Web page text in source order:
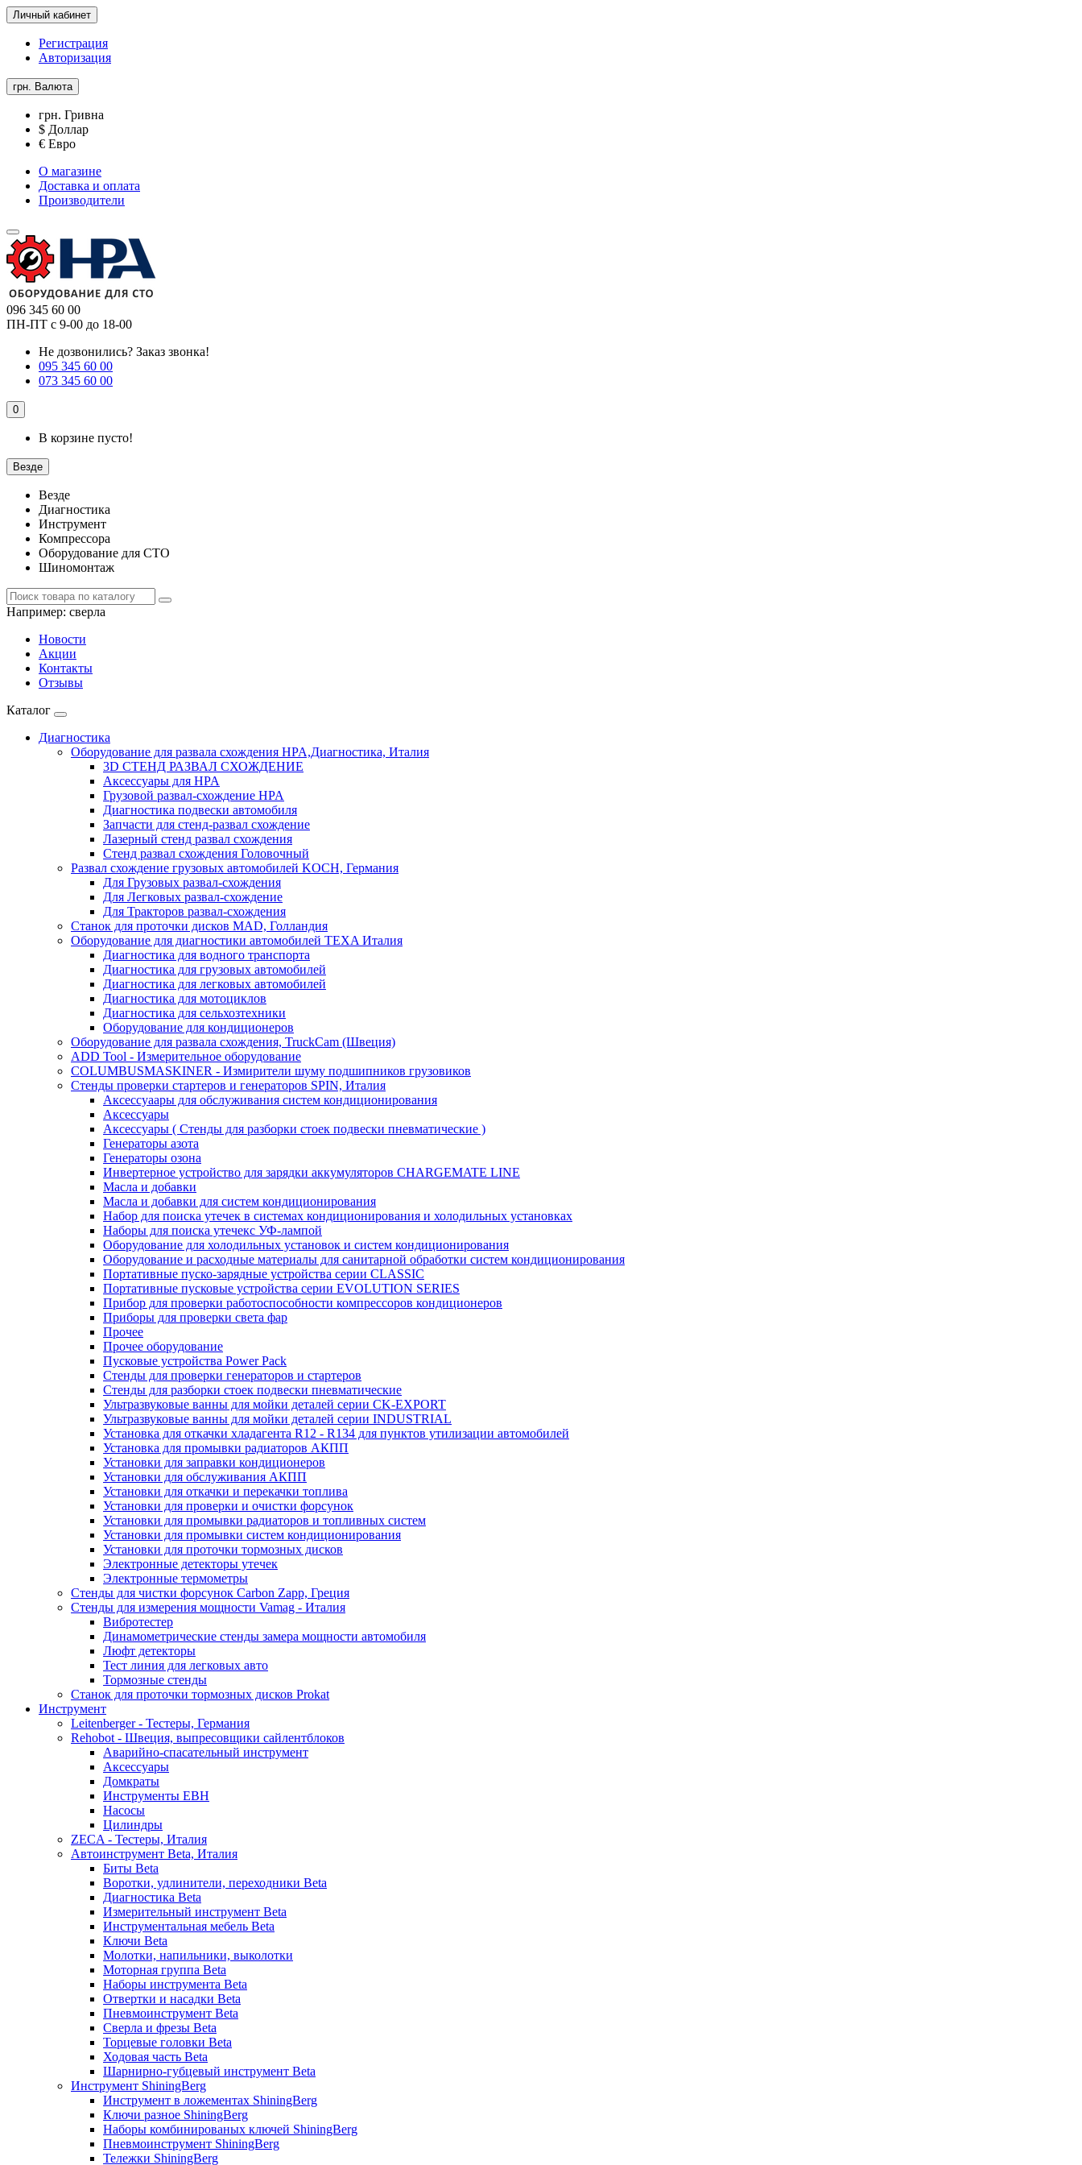
Личный кабинет
Регистрация
Авторизация
грн. Валюта
грн. Гривна
$ Доллар
€ Евро
О магазине
Доставка и оплата
Производители
096 345 60 00
ПН-ПТ с 9-00 до 18-00
Не дозвонились? Заказ звонка!
095 345 60 00
073 345 60 00
0
В корзине пусто!
Везде
Везде
Диагностика
Инструмент
Компрессора
Оборудование для СТО
Шиномонтаж
Например: сверла
Новости
Акции
Контакты
Отзывы
Каталог
Диагностика
Оборудование для развала схождения HPA,Диагностика, Италия
3D СТЕНД РАЗВАЛ СХОЖДЕНИЕ
Аксессуары для HPA
Грузовой развал-схождение HPA
Диагностика подвески автомобиля
Запчасти для стенд-развал схождение
Лазерный стенд развал схождения
Стенд развал схождения Головочный
Развал схождение грузовых автомобилей KOCH, Германия
Для Грузовых развал-схождения
Для Легковых развал-схождение
Для Тракторов развал-схождения
Станок для проточки дисков MAD, Голландия
Оборудование для диагностики автомобилей TEXA Италия
Диагностика для водного транспорта
Диагностика для грузовых автомобилей
Диагностика для легковых автомобилей
Диагностика для мотоциклов
Диагностика для сельхозтехники
Оборудование для кондиционеров
Оборудование для развала схождения, TruckCam (Швеция)
ADD Tool - Измерительное оборудование
COLUMBUSMASKINER - Измирители шуму подшипников грузовиков
Стенды проверки стартеров и генераторов SPIN, Италия
Аксессуаары для обслуживания систем кондиционирования
Аксессуары
Аксессуары ( Стенды для разборки стоек подвески пневматические )
Генераторы азота
Генераторы озона
Инвертерное устройство для зарядки аккумуляторов CHARGEMATE LINE
Масла и добавки
Масла и добавки для систем кондиционирования
Набор для поиска утечек в системах кондиционирования и холодильных установках
Наборы для поиска утечекс УФ-лампой
Оборудование для холодильных установок и систем кондиционирования
Оборудование и расходные материалы для санитарной обработки систем кондиционирования
Портативные пуско-зарядные устройства серии CLASSIC
Портативные пусковые устройства серии EVOLUTION SERIES
Прибор для проверки работоспособности компрессоров кондиционеров
Приборы для проверки света фар
Прочее
Прочее оборудование
Пусковые устройства Power Pack
Стенды для проверки генераторов и стартеров
Стенды для разборки стоек подвески пневматические
Ультразвуковые ванны для мойки деталей серии CK-EXPORT
Ультразвуковые ванны для мойки деталей серии INDUSTRIAL
Установка для откачки хладагента R12 - R134 для пунктов утилизации автомобилей
Установка для промывки радиаторов АКПП
Установки для заправки кондиционеров
Установки для обслуживания АКПП
Установки для откачки и перекачки топлива
Установки для проверки и очистки форсунок
Установки для промывки радиаторов и топливных систем
Установки для промывки систем кондиционирования
Установки для проточки тормозных дисков
Электронные детекторы утечек
Электронные термометры
Стенды для чистки форсунок Carbon Zapp, Греция
Стенды для измерения мощности Vamag - Италия
Вибротестер
Динамометрические стенды замера мощности автомобиля
Люфт детекторы
Тест линия для легковых авто
Тормозные стенды
Станок для проточки тормозных дисков Prokat
Инструмент
Leitenberger - Тестеры, Германия
Rehobot - Швеция, выпресовщики сайлентблоков
Аварийно-спасательный инструмент
Аксессуары
Домкраты
Инструменты EBH
Насосы
Цилиндры
ZECA - Тестеры, Италия
Автоинструмент Beta, Италия
Биты Beta
Воротки, удлинители, переходники Beta
Диагностика Beta
Измерительный инструмент Beta
Инструментальная мебель Beta
Ключи Beta
Молотки, напильники, выколотки
Моторная группа Beta
Наборы инструмента Beta
Отвертки и насадки Beta
Пневмоинструмент Beta
Сверла и фрезы Beta
Торцевые головки Beta
Ходовая часть Beta
Шарнирно-губцевый инструмент Beta
Инструмент ShiningBerg
Инструмент в ложементах ShiningBerg
Ключи разное ShiningBerg
Наборы комбинированых ключей ShiningBerg
Пневмоинструмент ShiningBerg
Тележки ShiningBerg